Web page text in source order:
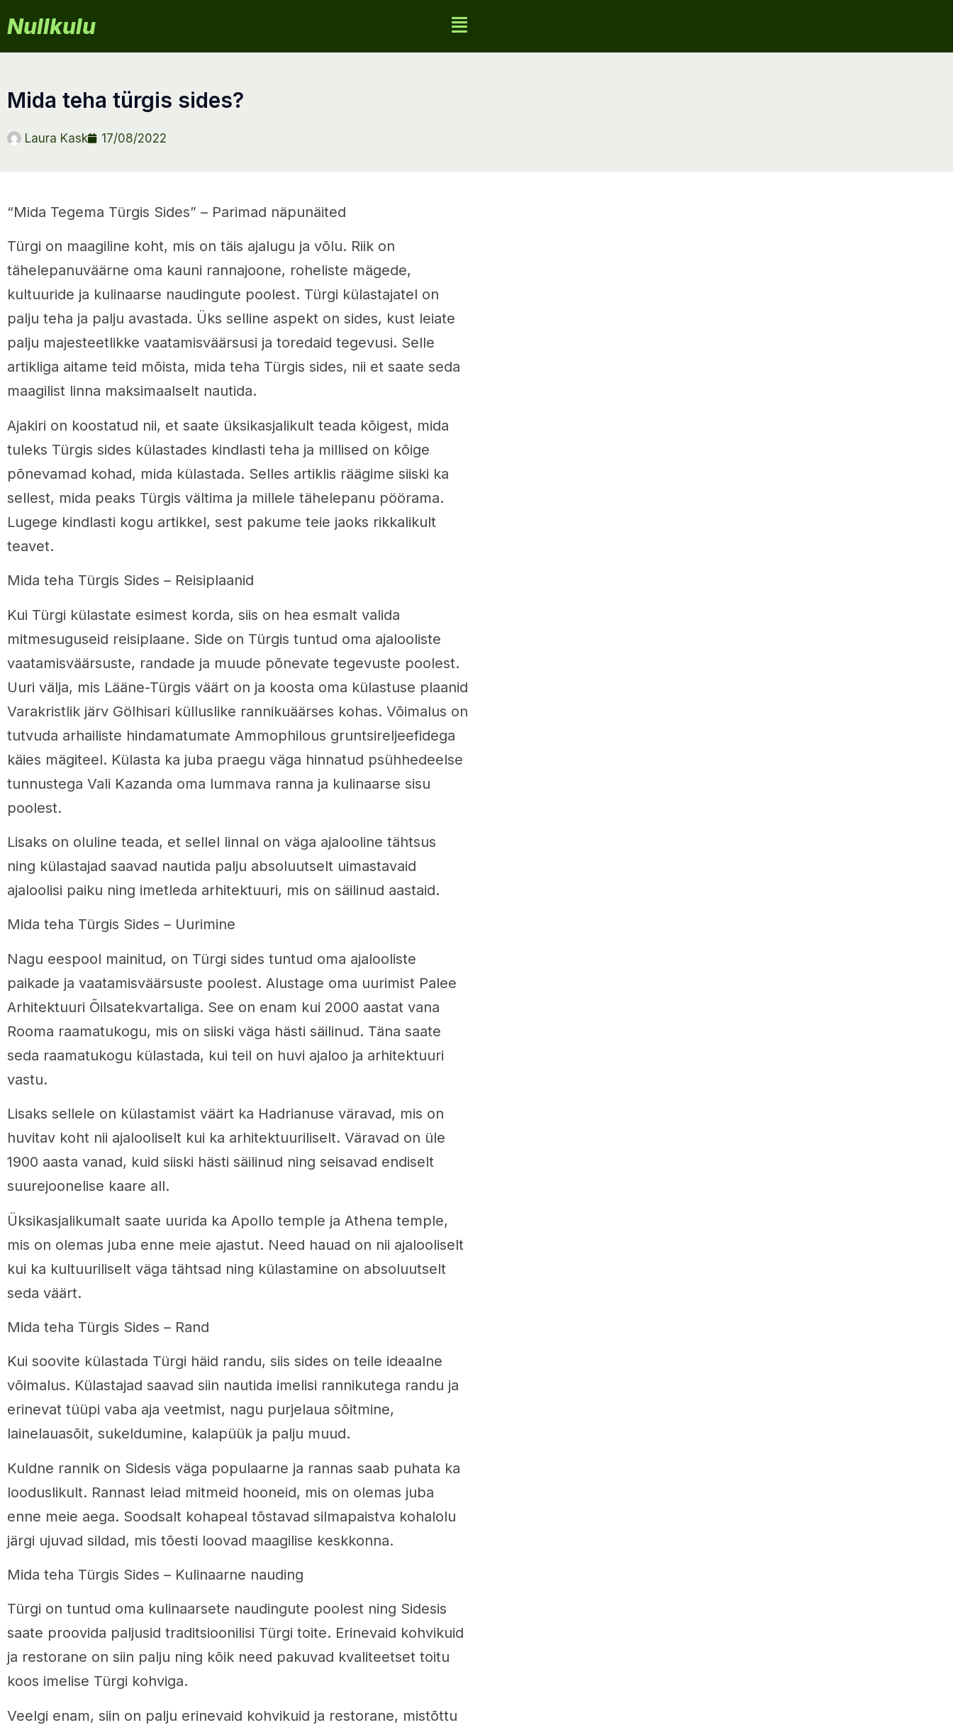
Nullkulu
mida teha türgis sides?
Laura Kask 17/08/2022
“Mida Tegema Türgis Sides” – Parimad näpunäited
Türgi on maagiline koht, mis on täis ajalugu ja võlu. Riik on
tähelepanuväärne oma kauni rannajoone, roheliste mägede,
kultuuride ja kulinaarse naudingute poolest. Türgi külastajatel on
palju teha ja palju avastada. Üks selline aspekt on sides, kust leiate
palju majesteetlikke vaatamisväärsusi ja toredaid tegevusi. Selle
artikliga aitame teid mõista, mida teha Türgis sides, nii et saate seda
maagilist linna maksimaalselt nautida.
Ajakiri on koostatud nii, et saate üksikasjalikult teada kõigest, mida
tuleks Türgis sides külastades kindlasti teha ja millised on kõige
põnevamad kohad, mida külastada. Selles artiklis räägime siiski ka
sellest, mida peaks Türgis vältima ja millele tähelepanu pöörama.
Lugege kindlasti kogu artikkel, sest pakume teie jaoks rikkalikult
teavet.
Mida teha Türgis Sides – Reisiplaanid
Kui Türgi külastate esimest korda, siis on hea esmalt valida
mitmesuguseid reisiplaane. Side on Türgis tuntud oma ajalooliste
vaatamisväärsuste, randade ja muude põnevate tegevuste poolest.
Uuri välja, mis Lääne-Türgis väärt on ja koosta oma külastuse plaanid
Varakristlik järv Gölhisari külluslike rannikuäärses kohas. Võimalus on
tutvuda arhailiste hindamatumate Ammophilous gruntsireljeefidega
käies mägiteel. Külasta ka juba praegu väga hinnatud psühhedeelse
tunnustega Vali Kazanda oma lummava ranna ja kulinaarse sisu
poolest.
Lisaks on oluline teada, et sellel linnal on väga ajalooline tähtsus
ning külastajad saavad nautida palju absoluutselt uimastavaid
ajaloolisi paiku ning imetleda arhitektuuri, mis on säilinud aastaid.
Mida teha Türgis Sides – Uurimine
Nagu eespool mainitud, on Türgi sides tuntud oma ajalooliste
paikade ja vaatamisväärsuste poolest. Alustage oma uurimist Palee
Arhitektuuri Õilsatekvartaliga. See on enam kui 2000 aastat vana
Rooma raamatukogu, mis on siiski väga hästi säilinud. Täna saate
seda raamatukogu külastada, kui teil on huvi ajaloo ja arhitektuuri
vastu.
Lisaks sellele on külastamist väärt ka Hadrianuse väravad, mis on
huvitav koht nii ajalooliselt kui ka arhitektuuriliselt. Väravad on üle
1900 aasta vanad, kuid siiski hästi säilinud ning seisavad endiselt
suurejoonelise kaare all.
Üksikasjalikumalt saate uurida ka Apollo temple ja Athena temple,
mis on olemas juba enne meie ajastut. Need hauad on nii ajalooliselt
kui ka kultuuriliselt väga tähtsad ning külastamine on absoluutselt
seda väärt.
Mida teha Türgis Sides – Rand
Kui soovite külastada Türgi häid randu, siis sides on teile ideaalne
võimalus. Külastajad saavad siin nautida imelisi rannikutega randu ja
erinevat tüüpi vaba aja veetmist, nagu purjelaua sõitmine,
lainelauasõit, sukeldumine, kalapüük ja palju muud.
Kuldne rannik on Sidesis väga populaarne ja rannas saab puhata ka
looduslikult. Rannast leiad mitmeid hooneid, mis on olemas juba
enne meie aega. Soodsalt kohapeal tõstavad silmapaistva kohalolu
järgi ujuvad sildad, mis tõesti loovad maagilise keskkonna.
Mida teha Türgis Sides – Kulinaarne nauding
Türgi on tuntud oma kulinaarsete naudingute poolest ning Sidesis
saate proovida paljusid traditsioonilisi Türgi toite. Erinevaid kohvikuid
ja restorane on siin palju ning kõik need pakuvad kvaliteetset toitu
koos imelise Türgi kohviga.
Veelgi enam, siin on palju erinevaid kohvikuid ja restorane, mistõttu